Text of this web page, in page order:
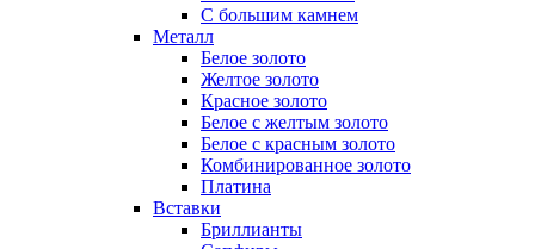
С большим камнем
Металл
Белое золото
Желтое золото
Красное золото
Белое с желтым золото
Белое с красным золото
Комбинированное золото
Платина
Вставки
Бриллианты